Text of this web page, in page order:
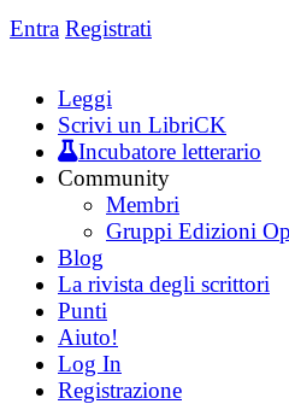
Entra Registrati
Leggi
Scrivi un LibriCK
Incubatore letterario
Community
Membri
Gruppi Edizioni
Blog
La rivista degli scrittori
Punti
Aiuto!
Log In
Registrazione